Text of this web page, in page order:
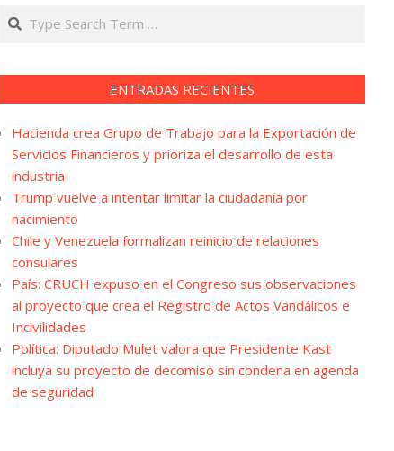
Search
ENTRADAS RECIENTES
Hacienda crea Grupo de Trabajo para la Exportación de
Servicios Financieros y prioriza el desarrollo de esta
industria
Trump vuelve a intentar limitar la ciudadanía por
nacimiento
Chile y Venezuela formalizan reinicio de relaciones
consulares
País: CRUCH expuso en el Congreso sus observaciones
al proyecto que crea el Registro de Actos Vandálicos e
Incivilidades
Política: Diputado Mulet valora que Presidente Kast
incluya su proyecto de decomiso sin condena en agenda
de seguridad